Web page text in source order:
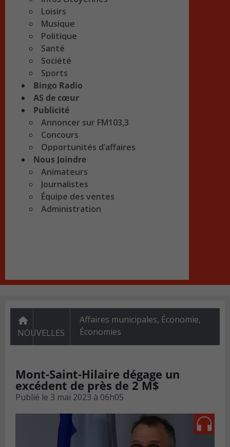
Loisirs
Musique
Politique
Santé
Société
Sports
Bingo Radio
AS de cœur
Publicité
Annoncer sur FM103,3
Concours
Opportunités d’affaires
Nous Joindre
Animateurs
Journalistes
Équipe des ventes
Administration
NOUVELLES
Affaires municipales, Économie,
Économies
Mont-Saint-Hilaire dégage un
excédent de près de 2 M$
Publié le 3 mai 2023 à 06h05